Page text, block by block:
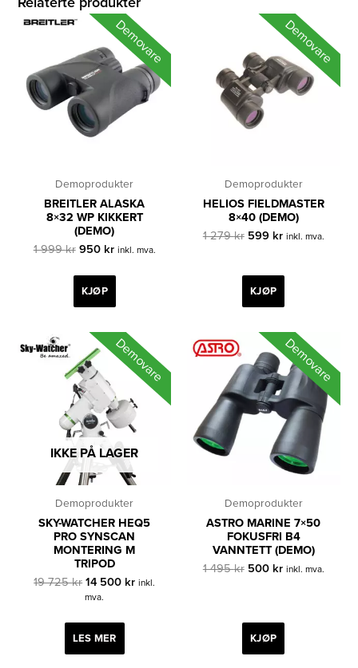
Demovare
Demoprodukter
BREITLER ALASKA
8×32 WP KIKKERT
(DEMO)
1 999kr Opprinnelig
var:
1
950 krNåværende
er:
inkl. mva.
KJØP
Demovare
Demoprodukter
HELIOS FIELDMASTER
8×40 (DEMO)
1 279kr Opprinnelig
1
279 kr.
599 krNåværende
599 kr.
inkl. mva.
KJØP
Demovare
IKKE PÅ LAGER
Demoprodukter
SKY-WATCHER HEQ5
PRO SYNSCAN
MONTERING M
TRIPOD
19 725kr Opprinnelig
pris
19
725 kr.
14 500 krNåværende
inkl.
mva.
LES MER
Demovare
Demoprodukter
ASTRO MARINE 7×50
FOKUSFRI B4
VANNTETT (DEMO)
1 495kr Opprinnelig
495 kr.
500 krNåværende
inkl. mva.
KJØP